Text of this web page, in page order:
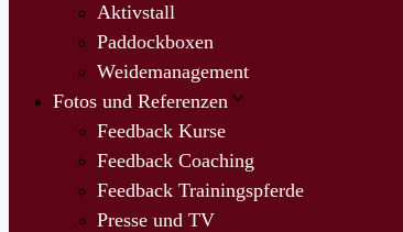
Aktivstall
Paddockboxen
Weidemanagement
Fotos und Referenzen
Feedback Kurse
Feedback Coaching
Feedback Trainingspferde
Presse und TV